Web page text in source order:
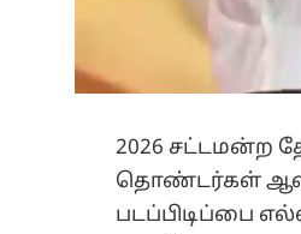
2026 சட்டமன்ற
தொண்டர்கள்
படப்பிடிப்பை